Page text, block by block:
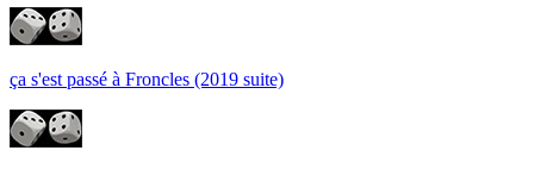
ça s'est passé à Froncles (2019 suite)